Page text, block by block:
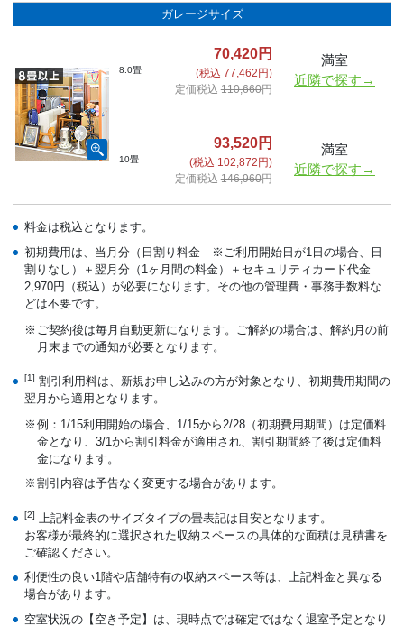
ガレージサイズ
8.0畳
70,420円
(税込 77,462円)
定価税込110,660円
満室
近隣で探す→
10畳
93,520円
(税込 102,872円)
定価税込146,960円
満室
近隣で探す→
料金は税込となります。
初期費用は、当月分（日割り料金 ※ご利用開始日が1日の場合、日
割りなし）＋翌月分（1ヶ月間の料金）＋セキュリティカード代金
2,970円（税込）が必要になります。その他の管理費・事務手数料な
どは不要です。
ご契約後は毎月自動更新になります。ご解約の場合は、解約月の前
月末までの通知が必要となります。
[1] 割引利用料は、新規お申し込みの方が対象となり、初期費用期間の
翌月から適用となります。
例：1/15利用開始の場合、1/15から2/28（初期費用期間）は定価料
金となり、3/1から割引料金が適用され、割引期間終了後は定価料
金になります。
割引内容は予告なく変更する場合があります。
[2]
上記料金表のサイズタイプの畳表記は目安となります。
お客様が最終的に選択された収納スペースの具体的な面積は見積書を
ご確認ください。
利便性の良い1階や店舗特有の収納スペース等は、上記料金と異なる
場合があります。
空室状況の【空き予定】は、現時点では確定ではなく退室予定となり